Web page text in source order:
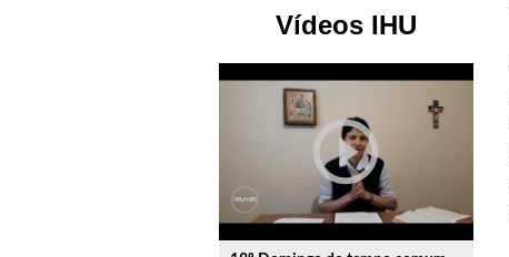
Vídeos IHU
play_circle_outline